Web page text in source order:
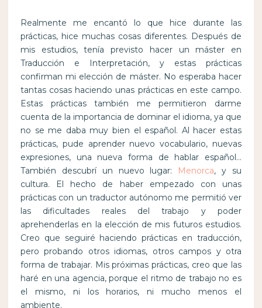
Realmente me encantó lo que hice durante las
prácticas, hice muchas cosas diferentes. Después de
mis estudios, tenía previsto hacer un máster en
Traducción e Interpretación, y estas prácticas
confirman mi elección de máster. No esperaba hacer
tantas cosas haciendo unas prácticas en este campo.
Estas prácticas también me permitieron darme
cuenta de la importancia de dominar el idioma, ya que
no se me daba muy bien el español. Al hacer estas
prácticas, pude aprender nuevo vocabulario, nuevas
expresiones, una nueva forma de hablar español…
También descubrí un nuevo lugar:
Menorca, y su
cultura. El hecho de haber empezado con unas
prácticas con un traductor autónomo me permitió ver
las dificultades reales del trabajo y poder
aprehenderlas en la elección de mis futuros estudios.
Creo que seguiré haciendo prácticas en traducción,
pero probando otros idiomas, otros campos y otra
forma de trabajar. Mis próximas prácticas, creo que las
haré en una agencia, porque el ritmo de trabajo no es
el mismo, ni los horarios, ni mucho menos el
ambiente.